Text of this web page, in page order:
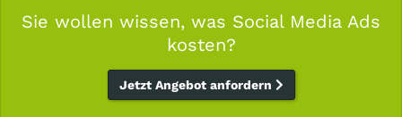
Sie wollen wissen, was Social Media Ads
kosten?
Jetzt Angebot anfordern